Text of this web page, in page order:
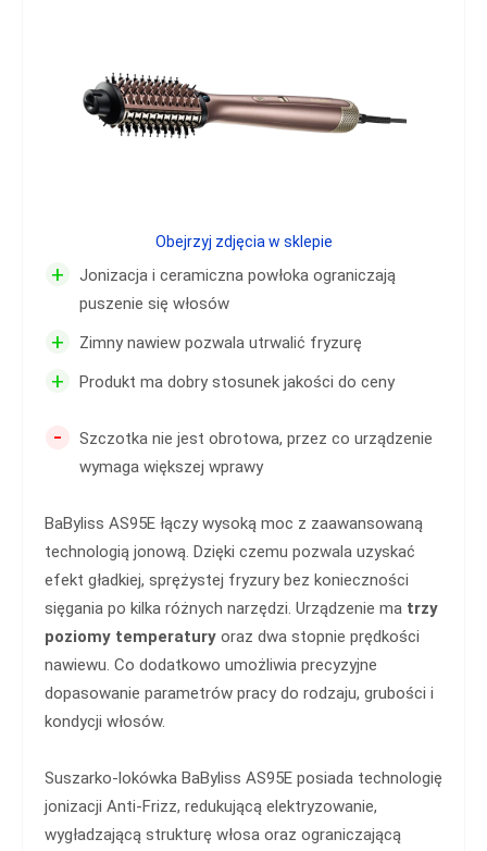
+
Jonizacja i ceramiczna powłoka ograniczają
puszenie się włosów
+ Zimny nawiew pozwala utrwalić fryzurę
+ Produkt ma dobry stosunek jakości do ceny
-
Szczotka nie jest obrotowa, przez co urządzenie
wymaga większej wprawy
BaByliss AS95E łączy wysoką moc z zaawansowaną
technologią jonową. Dzięki czemu pozwala uzyskać
efekt gładkiej, sprężystej fryzury bez konieczności
sięgania po kilka różnych narzędzi. Urządzenie ma trzy
poziomy temperatury oraz dwa stopnie prędkości
nawiewu. Co dodatkowo umożliwia precyzyjne
dopasowanie parametrów pracy do rodzaju, grubości i
kondycji włosów.
Suszarko-lokówka BaByliss AS95E posiada technologię
jonizacji Anti-Frizz, redukującą elektryzowanie,
wygładzającą strukturę włosa oraz ograniczającą
Obejrzyj zdjęcia w sklepie